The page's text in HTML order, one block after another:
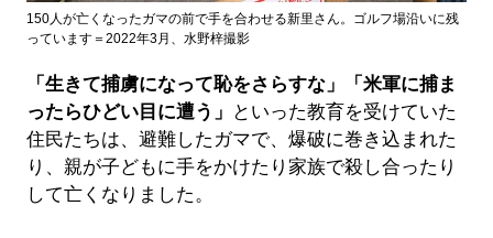
150人が亡くなったガマの前で手を合わせる新里さん。ゴルフ場沿いに残
っています＝2022年3月、水野梓撮影
「生きて捕虜になって恥をさらすな」「米軍に捕ま
ったらひどい目に遭う」
といった教育を受けていた
住民たちは、避難したガマで、爆破に巻き込まれた
り、親が子どもに手をかけたり家族で殺し合ったり
して亡くなりました。